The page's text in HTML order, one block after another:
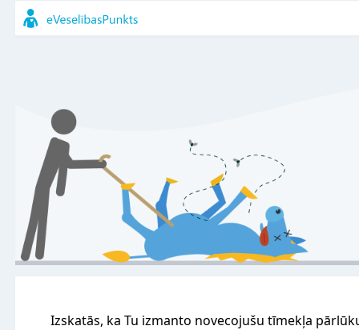
Izskatās, ka Tu izmanto novecojušu tīmekļa